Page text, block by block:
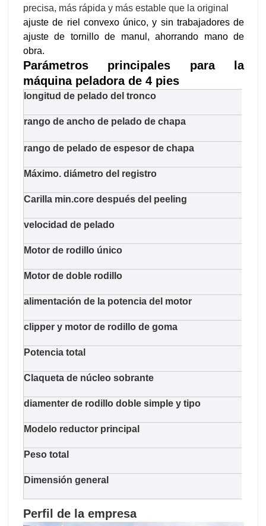
precisa, más rápida y más estable que la original
ajuste de riel convexo único, y sin trabajadores de
ajuste de tornillo de manul, ahorrando mano de
obra.
Parámetros principales para la
máquina peladora de 4 pies
longitud de pelado del tronco
rango de ancho de pelado de chapa
rango de pelado de espesor de chapa
Máximo. diámetro del registro
Carilla min.core después del peeling
velocidad de pelado
Motor de rodillo único
Motor de doble rodillo
alimentación de la potencia del motor
clipper y motor de rodillo de goma
Potencia total
Claqueta de núcleo sobrante
diamenter de rodillo doble simple y tipo
Modelo reductor principal
Peso total
Dimensión general
Perfil de la empresa